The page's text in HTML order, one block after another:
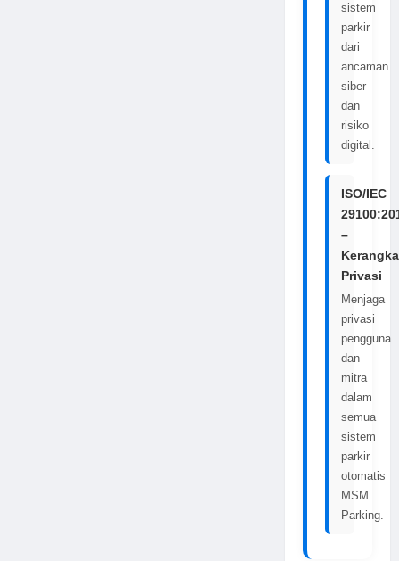
sistem
parkir
dari
ancaman
siber
dan
risiko
digital.
ISO/IEC
–
Kerangka
Privasi
Menjaga
privasi
pengguna
dan
mitra
dalam
semua
sistem
parkir
otomatis
MSM
Parking.